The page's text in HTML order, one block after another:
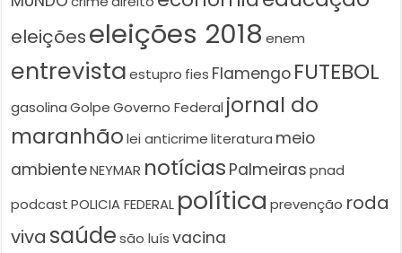
eleiçõeseleições 2018 enem
entrevista estupro fies Flamengo FUTEBOL
gasolina Golpe Governo Federal jornal do
maranhão lei anticrime literatura meio
ambienteNEYMAR notícias Palmeiras pnad
podcast POLICIA FEDERAL política prevenção roda
viva saúde são luís vacina